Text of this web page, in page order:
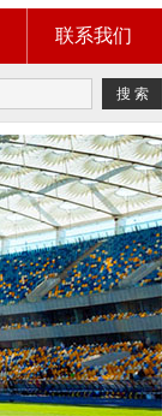
联系我们